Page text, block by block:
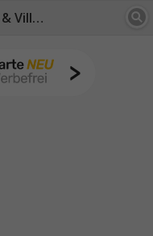
Webcams Cities & Villages: Zurich Region